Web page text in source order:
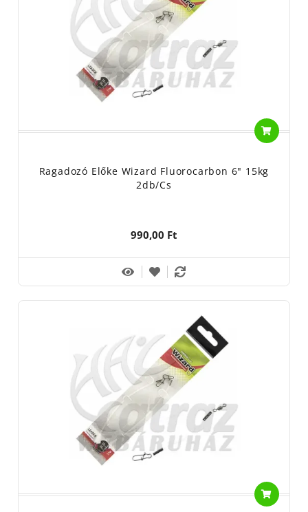
táskádban minden helyzetre megfelelő előke. Böngéssz a
drót, wolfram és fluorocarbon előkéi között, és készülj fel a
harcra a vizek ragadozóival!
Gyártó/Forgalmazó: Energofish kft. - 1201 Budapest, Helsinki
Használati útmutató: horgászfelszerelés, horgászzsinór,
Tisztítása: -
Gyermekektől elzárva tartandó!
Ragadozó Előke Wizard Fluorocarbon 6" 15kg
2db/cs
990,00 Ft